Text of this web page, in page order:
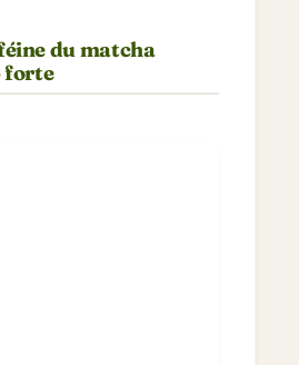
du matcha
forte